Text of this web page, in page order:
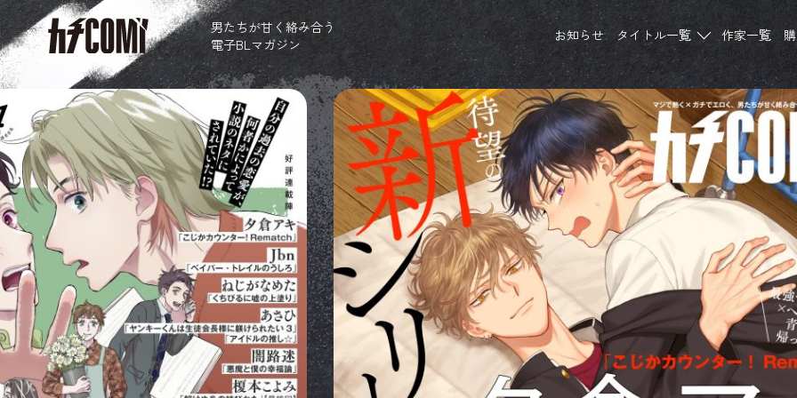
男たちが甘く絡み合う
電子BLマガジン
お知らせ タイトル一覧 作家一覧